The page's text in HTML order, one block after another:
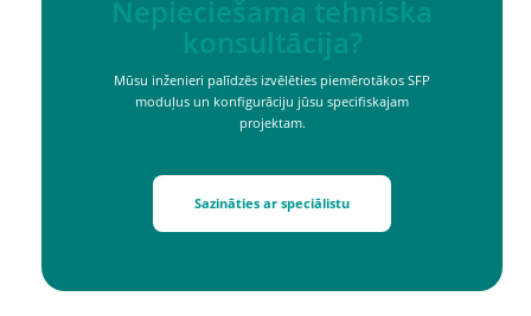
Nepieciešama tehniska
konsultācija?
Mūsu inženieri palīdzēs izvēlēties piemērotākos SFP
moduļus un konfigurāciju jūsu specifiskajam
projektam.
Sazināties ar speciālistu